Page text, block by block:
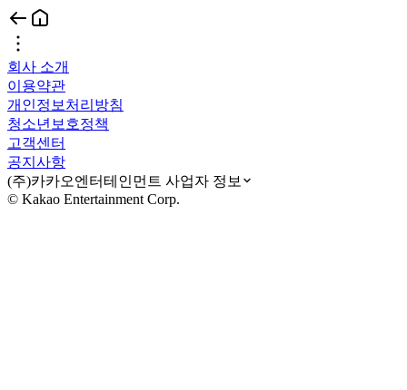
회사 소개
이용약관
개인정보처리방침
청소년보호정책
고객센터
공지사항
(주)카카오엔터테인먼트 사업자 정보
© Kakao Entertainment Corp.